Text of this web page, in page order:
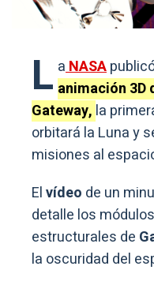
L aNASA
animación
Gateway, la
orbitará la Luna y
misiones al
Elvídeo de un
detalle los
estructurales de
la oscuridad del